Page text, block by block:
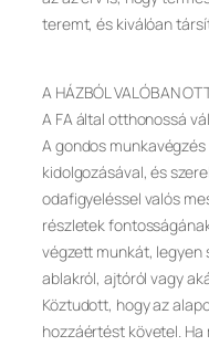
teremt, és kiválóan
A HÁZBÓL VALÓBAN
A FA által otthonossá
A gondos
kidolgozásával, és
odafigyeléssel valós
részletek
végzett munkát, legyen
ablakról, ajtóról vagy
Köztudott, hogy az
hozzáértést követel.